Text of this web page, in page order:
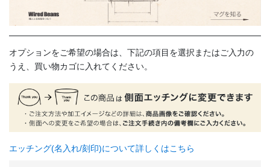
オプションをご希望の場合は、下記の項目を選択またはご入力の
うえ、買い物カゴに入れてください。
エッチング(名入れ/刻印)について詳しくはこちら